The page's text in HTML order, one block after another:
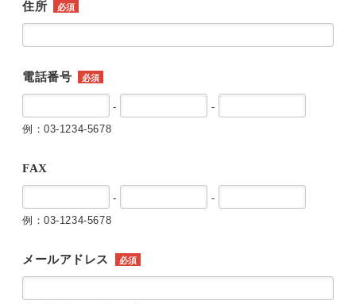
住所 必須
電話番号 必須
-
-
例：03-1234-5678
FAX
-
-
例：03-1234-5678
メールアドレス 必須